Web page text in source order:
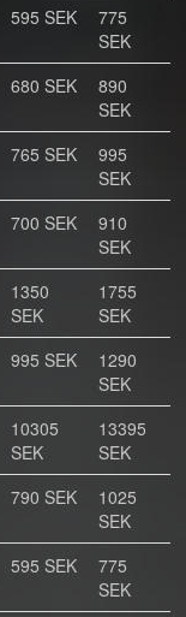
595 SEK
775
SEK
680 SEK
890
SEK
765 SEK
995
SEK
700 SEK
910
SEK
1350
SEK
1755
SEK
995 SEK
1290
SEK
10305
SEK
13395
SEK
790 SEK
1025
SEK
595 SEK
775
SEK